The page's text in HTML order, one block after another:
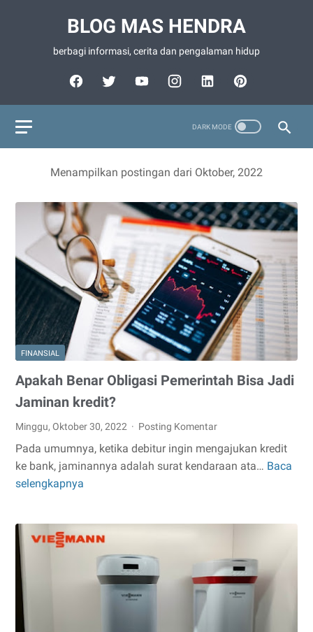
BLOG MAS HENDRA
berbagi informasi, cerita dan pengalaman hidup
Menampilkan postingan dari Oktober, 2022
FINANSIAL
Apakah Benar Obligasi Pemerintah Bisa Jadi
Jaminan kredit?
Minggu, Oktober 30, 2022 Posting Komentar
Pada umumnya, ketika debitur ingin mengajukan kredit
ke bank, jaminannya adalah surat kendaraan ata… Baca
selengkapnya
Apakah
Pemerintah
Bisa
Jadi
Jaminan
kredit?